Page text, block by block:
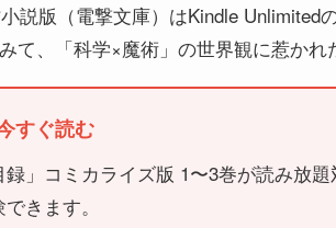
説版（電撃文庫）はKindle Unlimited
て、「科学×魔術」の世界観に惹かれ
すぐ読む
録」コミカライズ版 1〜3巻が読み放
きます。